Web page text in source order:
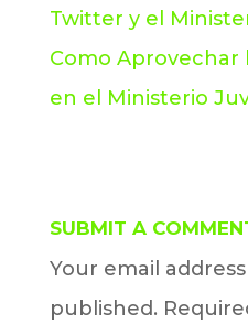
Twitter y el
Como Aprovechar
en el Ministerio
SUBMIT A
Your email
published.